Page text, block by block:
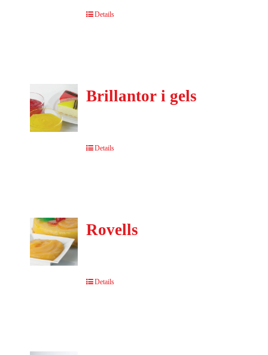
Details
Brillantor i gels
Details
Rovells
Details